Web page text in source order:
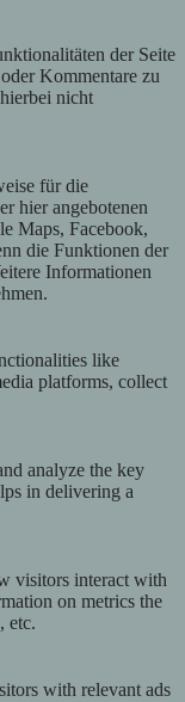
der Seite
Kommentare zu
nicht
für die
hier angebotenen
Maps, Facebook,
die Funktionen der
Informationen
like
platforms, collect
analyze the key
in delivering a
visitors interact with
on metrics the
etc.
with relevant ads